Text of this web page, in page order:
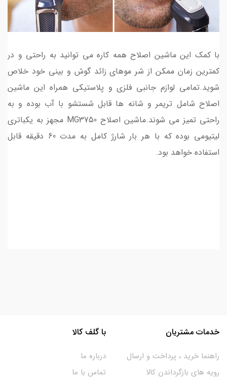
با کمک این ماشین اصلاح همه کاره می توانید به راحتی و در
کمترین زمان ممکن از شر موهای زائد گوش و بینی خود خلاص
شوید.تمامی لوازم جانبی فلزی و پلاستیکی همراه این ماشین
اصلاح شامل تریمر و شانه ها قابل شستشو با آب بوده و به
راحتی تمیز می شوند.ماشین اصلاح MG3750 مجهز به یکباتری
لیتیومی بوده که با هر بار شارژ کامل به مدت 60 دقیقه قابل
استفاده خواهد بود.
خدمات مشتریان
راهنما خرید ، پرداخت و ارسال
رویه های بازگرداندن کالا
با گلف کالا
درباره ما
تماس با ما